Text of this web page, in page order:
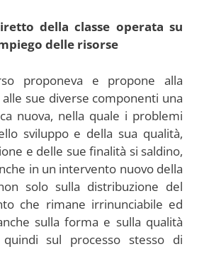
della classe operata su
delle risorse
proponeva e propone alla
sue diverse componenti una
nuova, nella quale i problemi
sviluppo e della sua qualità,
e delle sue finalità si saldino,
in un intervento nuovo della
solo sulla distribuzione del
che rimane irrinunciabile ed
sulla forma e sulla qualità
sul processo stesso di